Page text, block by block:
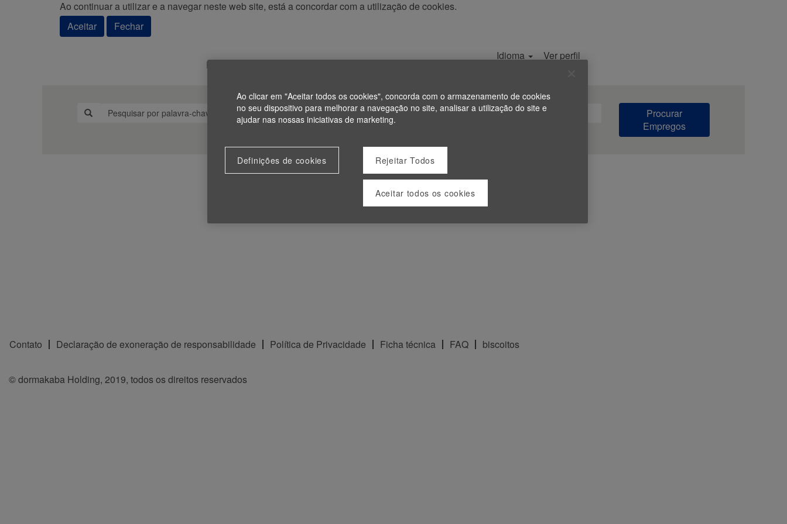
Ao continuar a utilizar e a navegar neste web site, está a concordar com a utilização de cookies.
Aceitar
Fechar
Procura de Emprego
Idioma
Ver perfil
Procurar
Empregos
Contato Declaração de exoneração de responsabilidade Política de Privacidade Ficha técnica FAQ biscoitos
© dormakaba Holding, 2019, todos os direitos reservados
Ao clicar em "Aceitar todos os cookies", concorda com o armazenamento de cookies
no seu dispositivo para melhorar a navegação no site, analisar a utilização do site e
ajudar nas nossas iniciativas de marketing.
Definições de cookies Rejeitar Todos
Aceitar todos os cookies